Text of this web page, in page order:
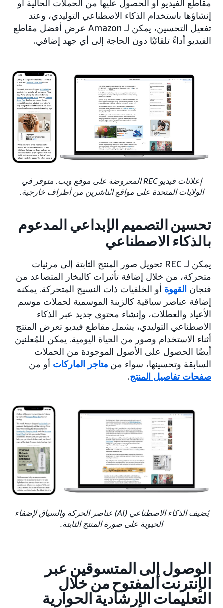
مقاطع الفيديو أو الحصول عليها من الحملات الحالية أو
إنشاؤها باستخدام الذكاء الاصطناعي التوليدي، وعند
تفعيل التحسين، يمكن لـ Amazon عرض أفضل مقاطع
الفيديو أداءً تلقائيًا دون الحاجة إلى أي جهد إضافي.
إعلانات فيديو REC المعروضة على موقع ويب. متوفر في
الولايات المتحدة على مواقع الناشرين من أطراف خارجية.
تحسين التصميم الإبداعي المدعوم
بالذكاء الاصطناعي
يمكن لـ REC تحويل صور المنتج الثابتة إلى مرئيات
متحركة، من خلال إضافة تأثيرات كالبخار المتصاعد من
فنجان القهوة أو الخلفيات ذات النسيج المتحركة. يمكنه
إضافة عناصر سياقية كالزينة الموسمية لحملات موسم
الأعياد والعطلات، وإنشاء محتوى جديد عبر الذكاء
الاصطناعي التوليدي، يشمل مقاطع فيديو تعرض المنتج
أثناء الاستخدام وصور من الحياة اليومية. يمكن للمُعلنين
أيضًا الحصول على الأصول الموجودة من الحملات
السابقة وتحسينها، سواء من متاجر الماركات أو من
صفحات تفاصيل المنتج.
يُضيف الذكاء الاصطناعي (AI) عناصر الحركة والسياق لإضفاء
الحيوية على صورة المنتج الثابتة.
الوصول إلى المتسوقين عبر
الإنترنت المفتوح من خلال
التعليمات الإرشادية الحوارية